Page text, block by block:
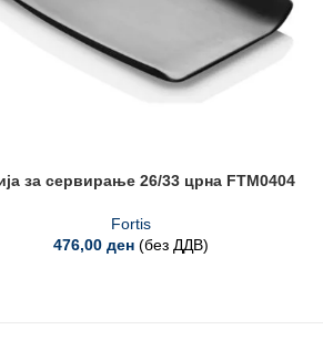
за сервирање 26/33 црна FTM0404
Fortis
476,00ден (без ДДВ)